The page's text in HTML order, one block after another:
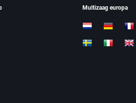
Multizaag europa